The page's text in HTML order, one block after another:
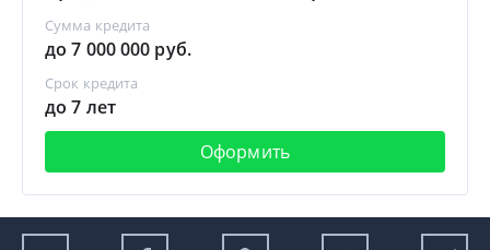
Сумма кредита
до 7 000 000 руб.
Срок кредита
до 7 лет
Оформить